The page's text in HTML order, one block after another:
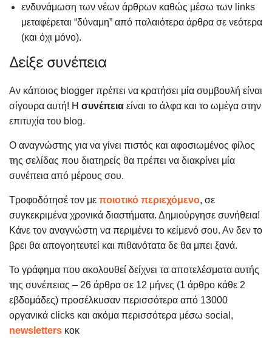
ενδυνάμωση των νέων άρθρων καθώς μέσω των links
μεταφέρεται “δύναμη” από παλαιότερα άρθρα σε νεότερα
(και όχι μόνο).
Δείξε συνέπεια
Αν κάποιος blogger πρέπει να κρατήσει μία συμβουλή είναι
σίγουρα αυτή! Η συνέπεια είναι το άλφα και το ωμέγα στην
επιτυχία του blog.
Ο αναγνώστης για να γίνει πιστός και αφοσιωμένος φίλος
της σελίδας που διατηρείς θα πρέπει να διακρίνει μία
συνέπεια από μέρους σου.
Τροφοδότησέ τον με ποιοτικό περιεχόμενο, σε
συγκεκριμένα χρονικά διαστήματα. Δημιούργησε συνήθεια!
Κάνε τον αναγνώστη να περιμένει το κείμενό σου. Αν δεν το
βρει θα απογοητευτεί και πιθανότατα δε θα μπει ξανά.
Το γράφημα που ακολουθεί δείχνει τα αποτελέσματα αυτής
της συνέπειας – 26 άρθρα σε 12 μήνες (1 άρθρο κάθε 2
εβδομάδες) προσέλκυσαν περισσότερα από 13000
οργανικά clicks και ακόμα περισσότερα μέσω social,
newsletters κοκ